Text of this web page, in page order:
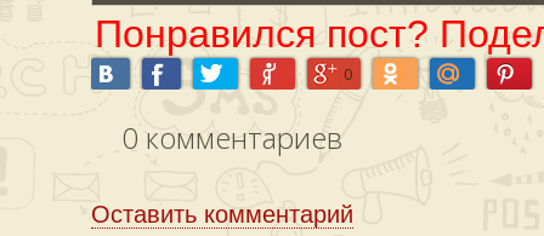
Понравился пост?
0
0 комментариев
Оставить комментарий